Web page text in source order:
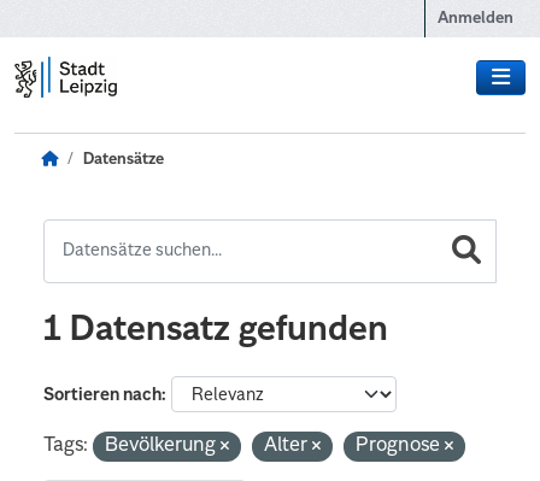
Anmelden
Datensätze
1 Datensatz gefunden
Sortieren nach
Tags: Bevölkerung Alter Prognose